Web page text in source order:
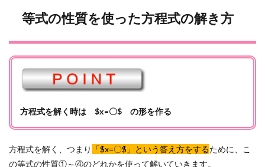
等式の性質を使った方程式の解き方
方程式を解く時は $x=〇$ の形を作る
方程式を解く、つまり 「$x=〇$」という答え方をするために、こ
の等式の性質①～④のどれかを使って解いていきます。